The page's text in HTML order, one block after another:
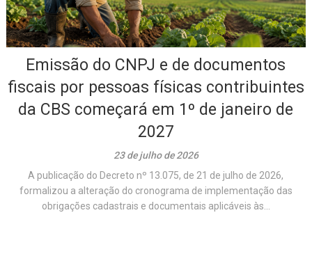
Emissão do CNPJ e de documentos
fiscais por pessoas físicas contribuintes
da CBS começará em 1º de janeiro de
2027
23 de julho de 2026
A publicação do Decreto nº 13.075, de 21 de julho de 2026,
formalizou a alteração do cronograma de implementação das
obrigações cadastrais e documentais aplicáveis às...